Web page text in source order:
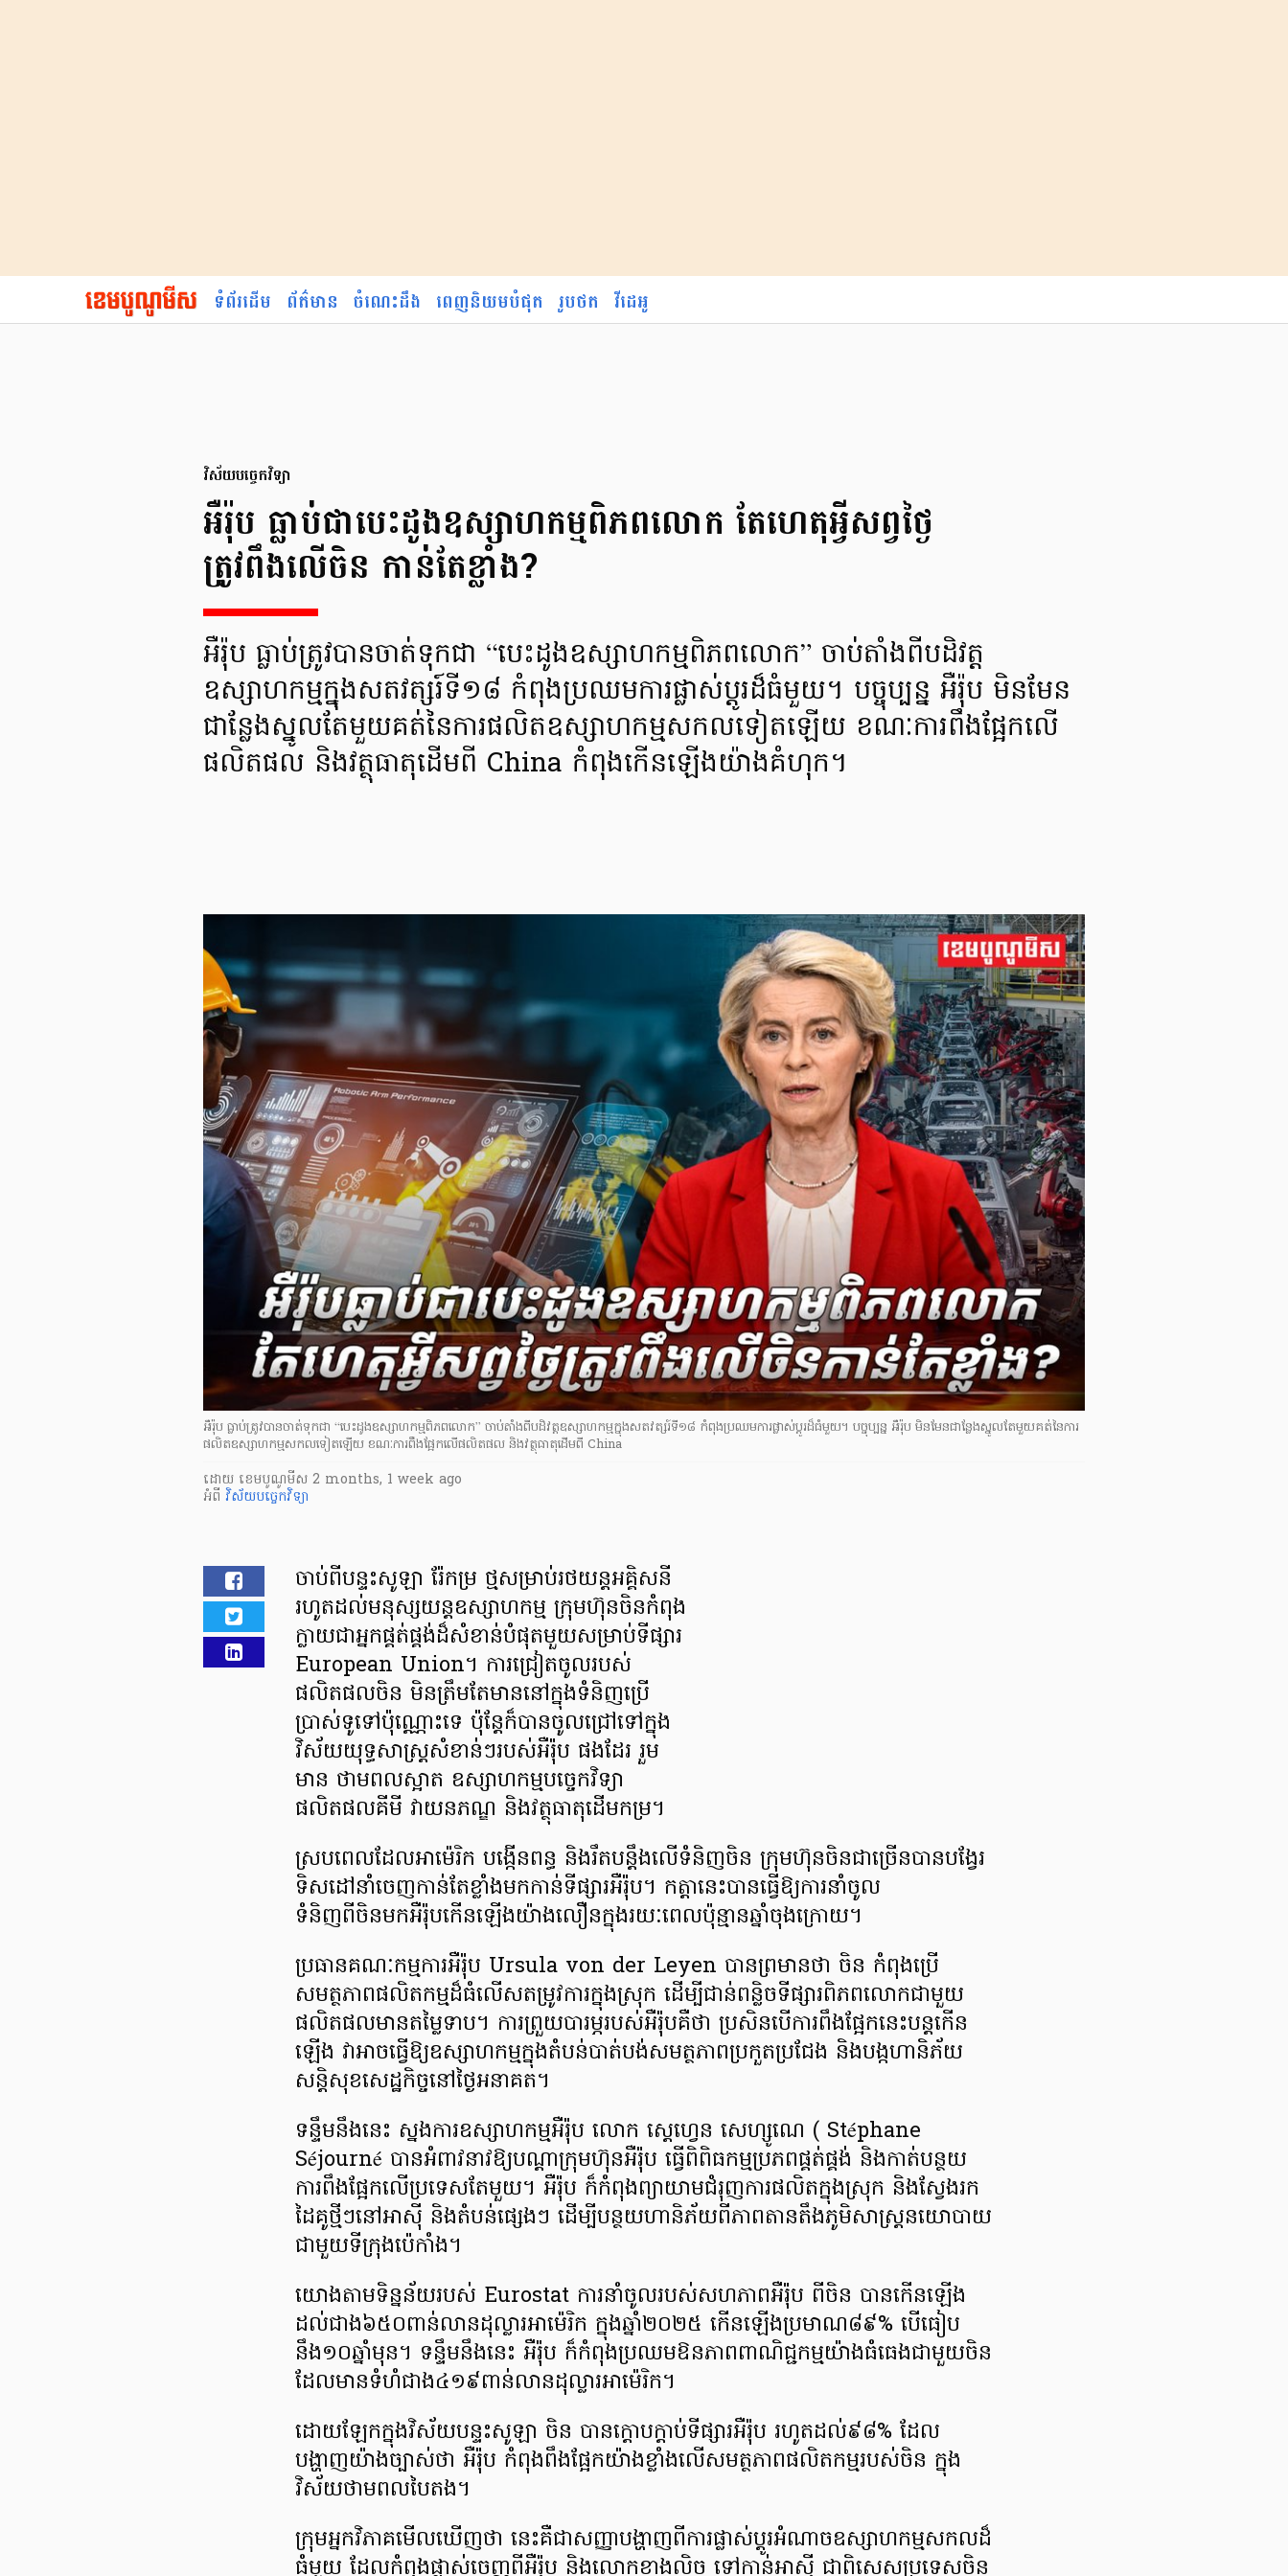
ទំព័រដើម ព័ត៌មាន ចំណេះដឹង ពេញនិយមបំផុត រូបថត វីដេអូ
វិស័យបច្ចេកវិទ្យា
អឺរ៉ុប ធ្លាប់ជាបេះដូងឧស្សាហកម្មពិភពលោក តែហេតុអ្វីសព្វថ្ងៃ
ត្រូវពឹងលើចិន កាន់តែខ្លាំង?
អឺរ៉ុប ធ្លាប់ត្រូវបានចាត់ទុកជា “បេះដូងឧស្សាហកម្មពិភពលោក” ចាប់តាំងពីបដិវត្ត
ឧស្សាហកម្មក្នុងសតវត្សរ៍ទី១៨ កំពុងប្រឈមការផ្លាស់ប្តូរដ៏ធំមួយ។ បច្ចុប្បន្ន អឺរ៉ុប មិនមែន
ជាន្លែងស្នូលតែមួយគត់នៃការផលិតឧស្សាហកម្មសកលទៀតឡើយ ខណៈការពឹងផ្អែកលើ
ផលិតផល និងវត្ថុធាតុដើមពី China កំពុងកើនឡើងយ៉ាងគំហុក។
អឺរ៉ុប ធ្លាប់ត្រូវបានចាត់ទុកជា “បេះដូងឧស្សាហកម្មពិភពលោក” ចាប់តាំងពីបដិវត្តឧស្សាហកម្មក្នុងសតវត្សរ៍ទី១៨ កំពុងប្រឈមការផ្លាស់ប្តូរដ៏ធំមួយ។ បច្ចុប្បន្ន អឺរ៉ុប មិនមែនជាន្លែងស្នូលតែមួយគត់នៃការ
ផលិតឧស្សាហកម្មសកលទៀតឡើយ ខណៈការពឹងផ្អែកលើផលិតផល និងវត្ថុធាតុដើមពី China
ដោយ ​ ខេមបូណូមីស 2 months, 1 week ago
អំពី វិស័យបច្ចេកវិទ្យា
ចាប់ពីបន្ទះសូឡា រ៉ែកម្រ ថ្មសម្រាប់រថយន្តអគ្គិសនី
រហូតដល់មនុស្សយន្តឧស្សាហកម្ម ក្រុមហ៊ុនចិនកំពុង
ក្លាយជាអ្នកផ្គត់ផ្គង់ដ៏សំខាន់បំផុតមួយសម្រាប់ទីផ្សារ
European Union។ ការជ្រៀតចូលរបស់
ផលិតផលចិន មិនត្រឹមតែមាននៅក្នុងទំនិញប្រើ
ប្រាស់ទូទៅប៉ុណ្ណោះទេ ប៉ុន្តែក៏បានចូលជ្រៅទៅក្នុង
វិស័យយុទ្ធសាស្ត្រសំខាន់ៗរបស់អឺរ៉ុប ផងដែរ រួម
មាន ថាមពលស្អាត ឧស្សាហកម្មបច្ចេកវិទ្យា
ផលិតផលគីមី វាយនភណ្ឌ និងវត្ថុធាតុដើមកម្រ។
ស្របពេលដែលអាម៉េរិក បង្កើនពន្ធ និងរឹតបន្តឹងលើទំនិញចិន ក្រុមហ៊ុនចិនជាច្រើនបានបង្វែរ
ទិសដៅនាំចេញកាន់តែខ្លាំងមកកាន់ទីផ្សារអឺរ៉ុប។ កត្តានេះបានធ្វើឱ្យការនាំចូល
ទំនិញពីចិនមកអឺរ៉ុបកើនឡើងយ៉ាងលឿនក្នុងរយៈពេលប៉ុន្មានឆ្នាំចុងក្រោយ។
ប្រធានគណៈកម្មការអឺរ៉ុប Ursula von der Leyen បានព្រមានថា ចិន កំពុងប្រើ
សមត្ថភាពផលិតកម្មដ៏ធំលើសតម្រូវការក្នុងស្រុក ដើម្បីជាន់ពន្លិចទីផ្សារពិភពលោកជាមួយ
ផលិតផលមានតម្លៃទាប។ ការព្រួយបារម្ភរបស់អឺរ៉ុបគឺថា ប្រសិនបើការពឹងផ្អែកនេះបន្តកើន
ឡើង វាអាចធ្វើឱ្យឧស្សាហកម្មក្នុងតំបន់បាត់បង់សមត្ថភាពប្រកួតប្រជែង និងបង្កហានិភ័យ
សន្តិសុខសេដ្ឋកិច្ចនៅថ្ងៃអនាគត។
ទន្ទឹមនឹងនេះ ស្នងការឧស្សាហកម្មអឺរ៉ុប លោក ស្តេហ្វេន សេហ្សូណេ ( Stéphane
Séjourné បានអំពាវនាវឱ្យបណ្តាក្រុមហ៊ុនអឺរ៉ុប ធ្វើពិពិធកម្មប្រភពផ្គត់ផ្គង់ និងកាត់បន្ថយ
ការពឹងផ្អែកលើប្រទេសតែមួយ។ អឺរ៉ុប ក៏កំពុងព្យាយាមជំរុញការផលិតក្នុងស្រុក និងស្វែងរក
ដៃគូថ្មីៗនៅអាស៊ី និងតំបន់ផ្សេងៗ ដើម្បីបន្ថយហានិភ័យពីភាពតានតឹងភូមិសាស្ត្រនយោបាយ
ជាមួយទីក្រុងប៉េកាំង។
យោងតាមទិន្នន័យរបស់ Eurostat ការនាំចូលរបស់សហភាពអឺរ៉ុប ពីចិន បានកើនឡើង
ដល់ជាង៦៥០ពាន់លានដុល្លារអាម៉េរិក ក្នុងឆ្នាំ២០២៥ កើនឡើងប្រមាណ៨៩% បើធៀប
នឹង១០ឆ្នាំមុន។ ទន្ទឹមនឹងនេះ អឺរ៉ុប ក៏កំពុងប្រឈមឱនភាពពាណិជ្ជកម្មយ៉ាងធំធេងជាមួយចិន
ដែលមានទំហំជាង៤១៩ពាន់លានដុល្លារអាម៉េរិក។
ដោយឡែកក្នុងវិស័យបន្ទះសូឡា ចិន បានក្តោបក្តាប់ទីផ្សារអឺរ៉ុប រហូតដល់៩៨% ដែល
បង្ហាញយ៉ាងច្បាស់ថា អឺរ៉ុប កំពុងពឹងផ្អែកយ៉ាងខ្លាំងលើសមត្ថភាពផលិតកម្មរបស់ចិន ក្នុង
វិស័យថាមពលបៃតង។
ក្រុមអ្នកវិភាគមើលឃើញថា នេះគឺជាសញ្ញាបង្ហាញពីការផ្លាស់ប្តូរអំណាចឧស្សាហកម្មសកលដ៏
ធំមួយ ដែលកំពុងផ្លាស់ចេញពីអឺរ៉ុប និងលោកខាងលិច ទៅកាន់អាស៊ី ជាពិសេសប្រទេសចិន